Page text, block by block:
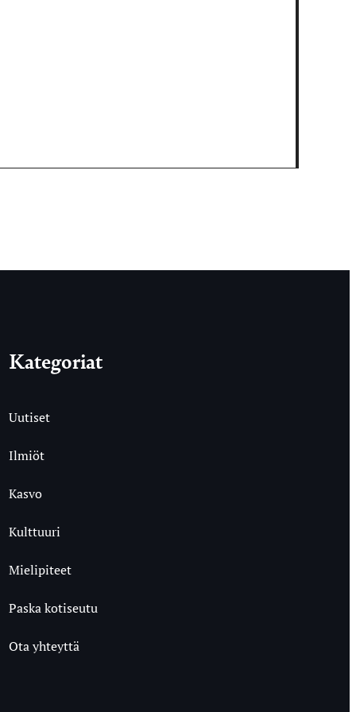
Kategoriat
Uutiset
Ilmiöt
Kasvo
Kulttuuri
Mielipiteet
Paska kotiseutu
Ota yhteyttä